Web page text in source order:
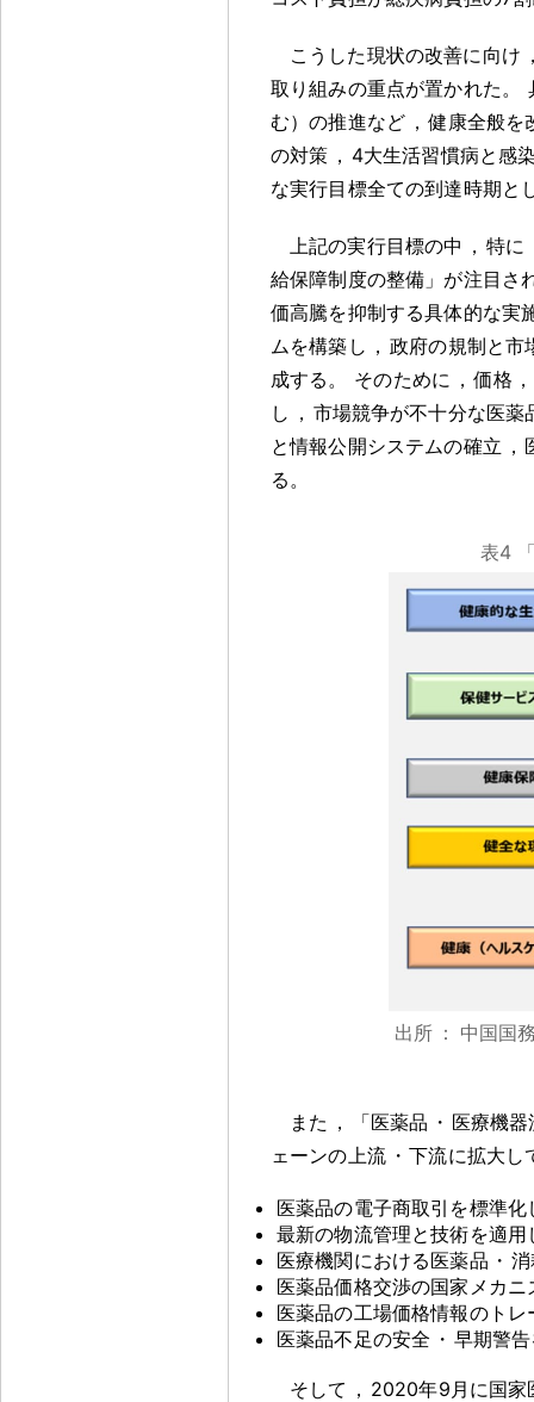
こうした現状の改善に向け
取り組みの重点が置かれた。
む）の推進など ， 健康全般を
の対策 ， 4大生活習慣病と感
な実行目標全ての到達時期と
上記の実行目標の中 ， 特に
給保障制度の整備」が注目さ
価高騰を抑制する具体的な実
ムを構築し ， 政府の規制と市
成する。 そのために ， 価格 ，
し ， 市場競争が不十分な医
と情報公開システムの確立 ，
る。
表4
出所 ： 中国国
また ， 「医薬品 ・ 医療機
ェーンの上流 ・ 下流に拡大し
医薬品の電子商取引を標準
最新の物流管理と技術を適
医療機関における医薬品 ・
医薬品価格交渉の国家メカ
医薬品の工場価格情報のト
医薬品不足の安全 ・ 早期警
そして ， 2020年9月に国家